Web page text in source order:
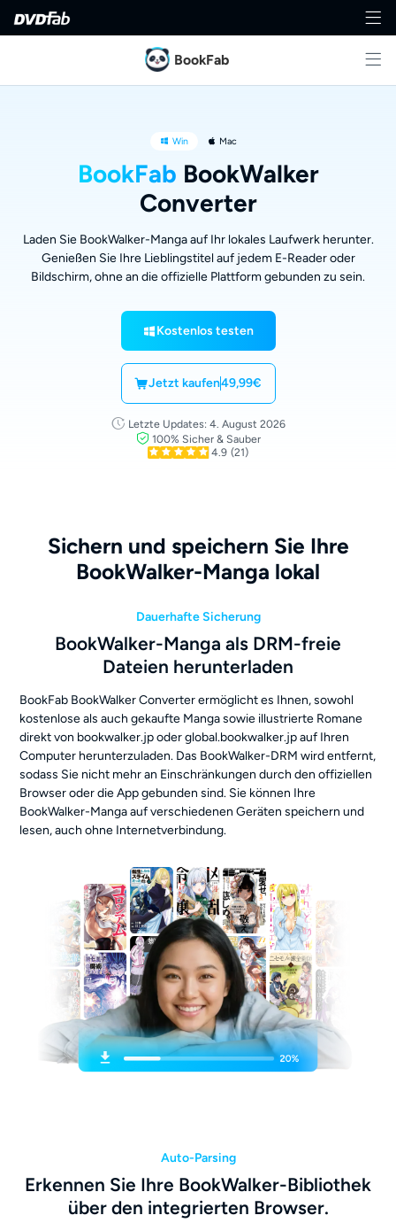
BookFab
Win Mac
BookFab BookWalker
Converter
Laden Sie BookWalker-Manga auf Ihr lokales Laufwerk herunter.
Genießen Sie Ihre Lieblingstitel auf jedem E-Reader oder
Bildschirm, ohne an die offizielle Plattform gebunden zu sein.
Kostenlos testen
Jetzt kaufen49,99€
Letzte Updates: 4. August 2026
100% Sicher & Sauber
4.9 (21)
Sichern und speichern Sie Ihre
BookWalker-Manga lokal
Dauerhafte Sicherung
BookWalker-Manga als DRM-freie
Dateien herunterladen
BookFab BookWalker Converter ermöglicht es Ihnen, sowohl
kostenlose als auch gekaufte Manga sowie illustrierte Romane
direkt von bookwalker.jp oder global.bookwalker.jp auf Ihren
Computer herunterzuladen. Das BookWalker-DRM wird entfernt,
sodass Sie nicht mehr an Einschränkungen durch den offiziellen
Browser oder die App gebunden sind. Sie können Ihre
BookWalker-Manga auf verschiedenen Geräten speichern und
lesen, auch ohne Internetverbindung.
Auto-Parsing
Erkennen Sie Ihre BookWalker-Bibliothek
über den integrierten Browser.